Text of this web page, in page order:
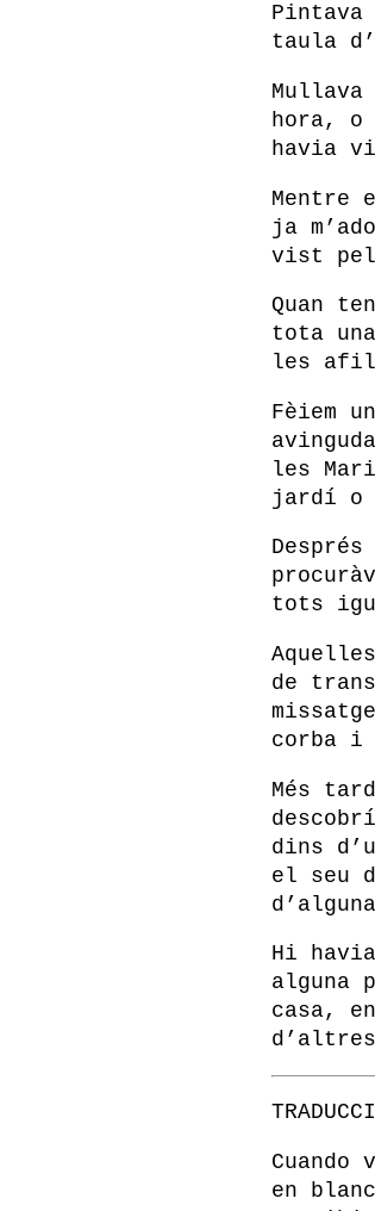
taula
hora, o
havia
Mentre
ja
vist
Quan
tota
les
Fèiem
les
jardí o
tots
de
corba i
Més
dins
el seu
Hi
alguna
casa,
Cuando
en